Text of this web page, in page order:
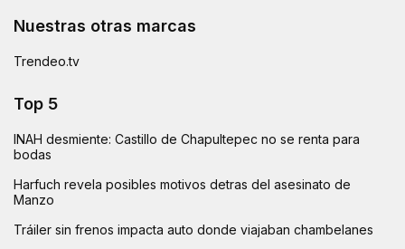
Nuestras otras marcas
Trendeo.tv
Top 5
INAH desmiente: Castillo de Chapultepec no se renta para
bodas
Harfuch revela posibles motivos detras del asesinato de
Manzo
Tráiler sin frenos impacta auto donde viajaban chambelanes